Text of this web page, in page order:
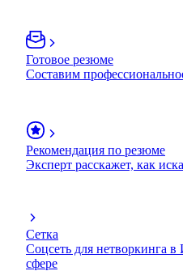
Готовое резюме
Составим
Рекомендация по резюме
Эксперт расскажет, как
Сетка
Соцсеть для нетворкинга
сфере